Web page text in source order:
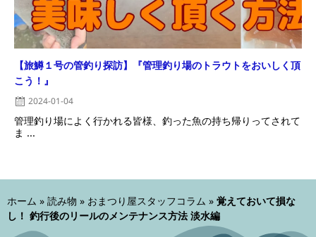
【旅鱒１号の管釣り探訪】『管理釣り場のトラウトをおいしく頂
こう！』
2024-01-04
管理釣り場によく行かれる皆様、釣った魚の持ち帰りってされて
ま ...
ホーム » 読み物 » おまつり屋スタッフコラム » 覚えておいて損な
し！ 釣行後のリールのメンテナンス方法 淡水編